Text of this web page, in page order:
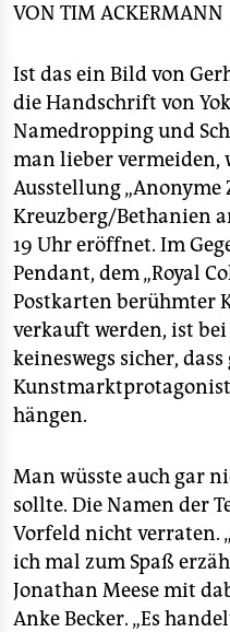
abo
genossenschaft
epaper login
VON TIM ACKERMANN
Ist das ein Bild von
die Handschrift von
Namedropping und
man lieber vermeiden,
Ausstellung
Kreuzberg/Bethanien
19 Uhr eröffnet. Im
Pendant, dem „Royal
Postkarten berühmter
verkauft werden, ist bei
keineswegs sicher,
hängen.
Man wüsste auch gar
sollte. Die Namen der
Vorfeld nicht verraten.
ich mal zum Spaß
Jonathan Meese mit
Anke Becker. „Es